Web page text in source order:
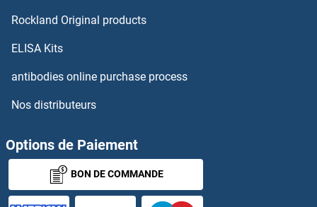
TEX11 Anticorps
TEX13A Anticorps
TEX13B Anticorps
TEX14 Anticorps
Rockland Original products
ELISA Kits
antibodies online purchase process
Nos distributeurs
Options de Paiement
BON DE COMMANDE